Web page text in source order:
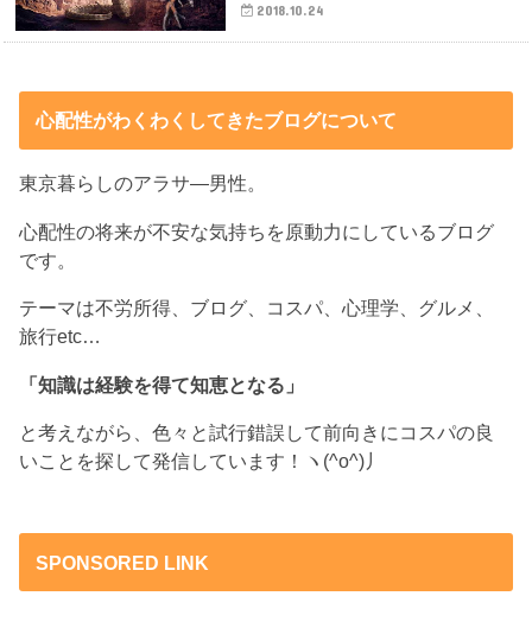
2018.10.24
心配性がわくわくしてきたブログについて
東京暮らしのアラサ―男性。
心配性の将来が不安な気持ちを原動力にしているブログ
です。
テーマは不労所得、ブログ、コスパ、心理学、グルメ、
旅行etc…
「知識は経験を得て知恵となる」
と考えながら、色々と試行錯誤して前向きにコスパの良
いことを探して発信しています！ヽ(^o^)丿
SPONSORED LINK